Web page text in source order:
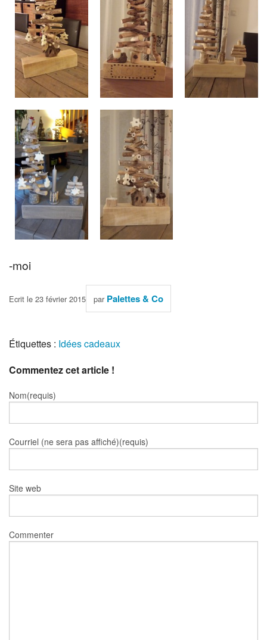
-moi
Ecrit le 23 février 2015 par Palettes & Co
Étiquettes : Idées cadeaux
Commentez cet article !
Nom(requis)
Courriel (ne sera pas affiché)(requis)
Site web
Commenter